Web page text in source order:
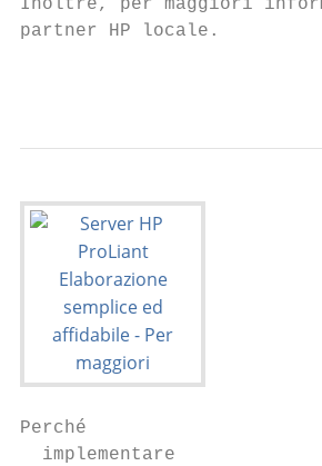
Inoltre, per maggiori
partner HP locale.
Perché
  implementare